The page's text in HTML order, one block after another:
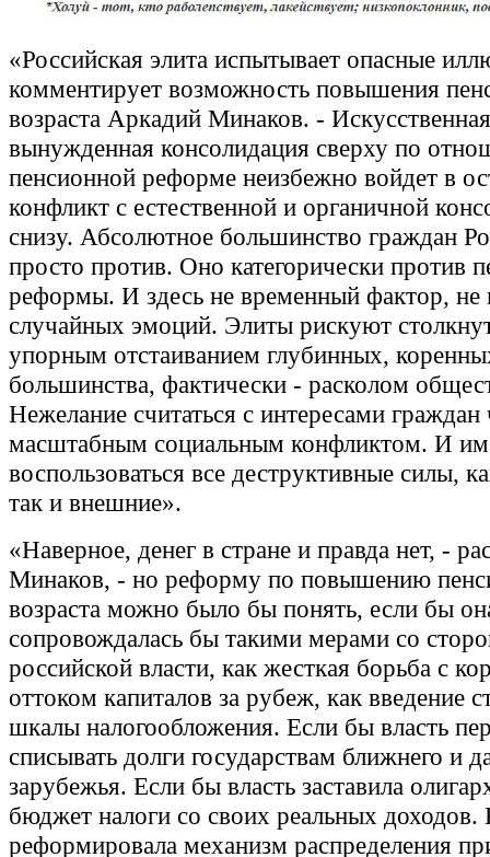
«Российская элита испытывает опасные
комментирует возможность повышения
возраста Аркадий Минаков. -
вынужденная консолидация сверху по
пенсионной реформе неизбежно войдет в
конфликт с естественной и органичной
снизу. Абсолютное большинство граждан
просто против. Оно категорически против
реформы. И здесь не временный фактор, не
случайных эмоций. Элиты рискуют
упорным отстаиванием глубинных,
большинства, фактически - расколом
Нежелание считаться с интересами граждан
масштабным социальным конфликтом. И
воспользоваться все деструктивные силы,
так и внешние».
«Наверное, денег в стране и правда нет, -
Минаков, - но реформу по повышению
возраста можно было бы понять, если бы
сопровождалась бы такими мерами со
российской власти, как жесткая борьба с
оттоком капиталов за рубеж, как введение
шкалы налогообложения. Если бы власть
списывать долги государствам ближнего и
зарубежья. Если бы власть заставила
бюджет налоги со своих реальных доходов.
реформировала механизм распределения